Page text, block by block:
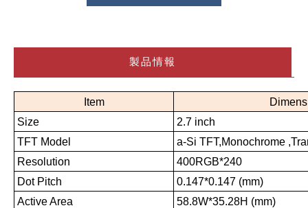
製品情報
Item
Size
2.7 inch
TFT Model
a-Si TFT,Monochrome
Resolution
400RGB*240
Dot Pitch
0.147*0.147 (mm)
Active Area
58.8W*35.28H (mm)